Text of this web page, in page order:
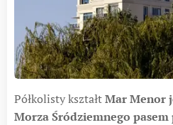
Półkolisty kształtMar Menor
Morza Śródziemnego pasem